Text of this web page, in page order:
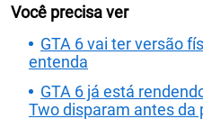
Você precisa ver
GTA 6 vai ter versão
entenda
GTA 6 já está
Two disparam antes da